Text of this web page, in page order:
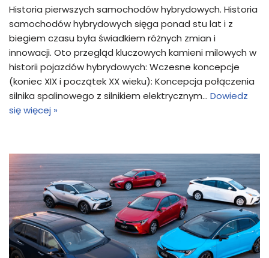
Historia pierwszych samochodów hybrydowych. Historia
samochodów hybrydowych sięga ponad stu lat i z
biegiem czasu była świadkiem różnych zmian i
innowacji. Oto przegląd kluczowych kamieni milowych w
historii pojazdów hybrydowych: Wczesne koncepcje
(koniec XIX i początek XX wieku): Koncepcja połączenia
silnika spalinowego z silnikiem elektrycznym… Dowiedz
się więcej »